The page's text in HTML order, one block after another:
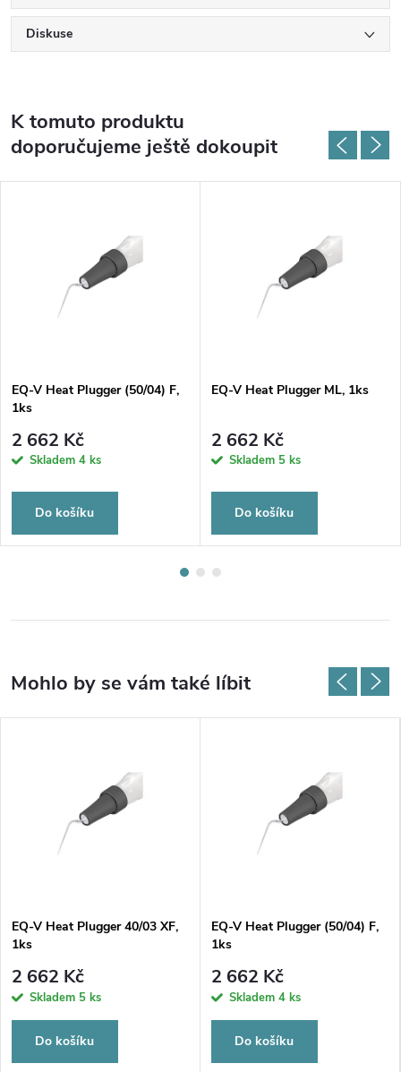
Diskuse
K tomuto produktu
doporučujeme ještě dokoupit
EQ-V Heat Plugger (50/04) F,
1ks
2 662 Kč
Skladem 4 ks
Do košíku
EQ-V Heat Plugger ML, 1ks
2 662 Kč
Skladem 5 ks
Do košíku
EQ-V Heat Plugger 40/03 XF,
1ks
2 662 Kč
Skladem 5 ks
Do košíku
EQ-V Heat Plugger (50/04) F,
1ks
2 662 Kč
Skladem 4 ks
Do košíku